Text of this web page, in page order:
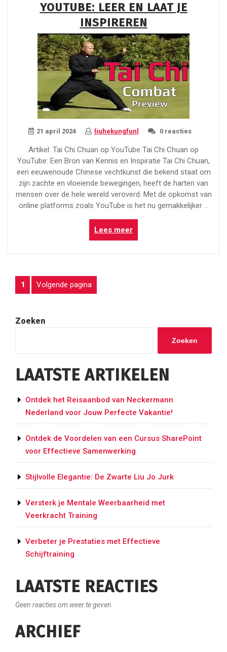
Chuan
op
YouTube”
YOUTUBE: LEER EN LAAT JE
INSPIREREN
21 april 2024 liuhekungfunl 0 reacties
Artikel: Tai Chi Chuan op YouTube Tai Chi Chuan op
YouTube: Een Bron van Kennis en Inspiratie Tai Chi Chuan,
een eeuwenoude Chinese vechtkunst die bekend staat om
zijn zachte en vloeiende bewegingen, heeft de harten van
mensen over de hele wereld veroverd. Met de opkomst van
online platforms zoals YouTube is het nu gemakkelijker …
Lees meer“Ontdek
Tai
Chi
je
BERICHTEN
Pagina
1 Volgende pagina
Zoeken
Zoeken
LAATSTE ARTIKELEN
Ontdek het Reisaanbod van Neckermann
Nederland voor Jouw Perfecte Vakantie!
Ontdek de Voordelen van een Cursus SharePoint
voor Effectieve Samenwerking
Stijlvolle Elegantie: De Zwarte Liu Jo Jurk
Versterk je Mentale Weerbaarheid met
Veerkracht Training
Verbeter je Prestaties met Effectieve
Schijftraining
LAATSTE REACTIES
Geen reacties om weer te geven.
ARCHIEF